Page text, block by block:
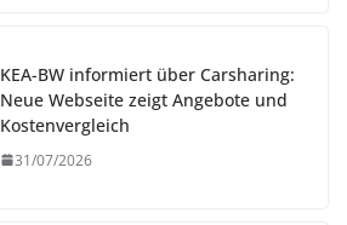
KEA-BW informiert über Carsharing:
Neue Webseite zeigt Angebote und
Kostenvergleich
31/07/2026